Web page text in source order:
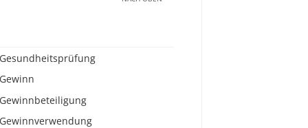
Gesundheitsprüfung
Gewinn
Gewinnbeteiligung
Gewinnverwendung